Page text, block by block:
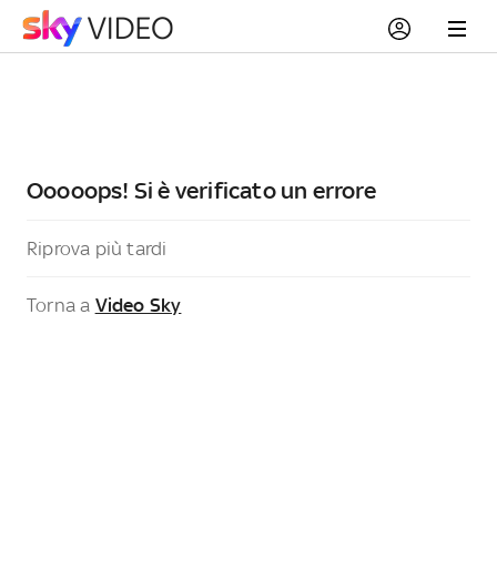
Ooooops! Si è verificato un errore
Riprova più tardi
Torna a Video Sky